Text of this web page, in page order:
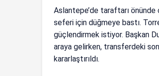
Aslantepe’de taraftarı önünde
seferi için düğmeye bastı.
güçlendirmek istiyor. Başkan
araya gelirken, transferdeki
kararlaştırıldı.